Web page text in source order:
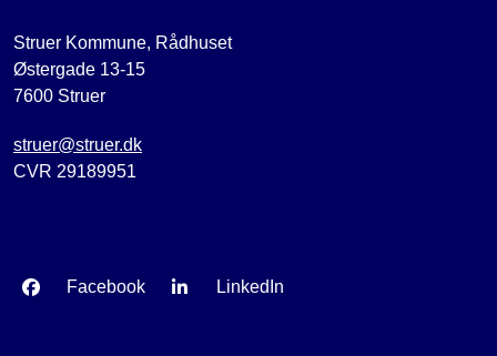
Struer Kommune, Rådhuset
Østergade 13-15
7600 Struer
struer@struer.dk
CVR 29189951
Facebook LinkedIn